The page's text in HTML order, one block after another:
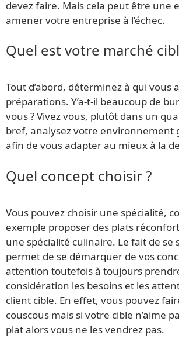
devez faire. Mais cela peut être une
amener votre entreprise à l’échec.
Quel est votre marché
Tout d’abord, déterminez à qui vous
préparations. Y’a-t-il beaucoup de
vous ? Vivez vous, plutôt dans un
bref, analysez votre environnement
afin de vous adapter au mieux à la
Quel concept choisir ?
Vous pouvez choisir une spécialité,
exemple proposer des plats
une spécialité culinaire. Le fait de se
permet de se démarquer de vos
attention toutefois à toujours
considération les besoins et les
client cible. En effet, vous pouvez
couscous mais si votre cible n’aime
plat alors vous ne les vendrez pas.